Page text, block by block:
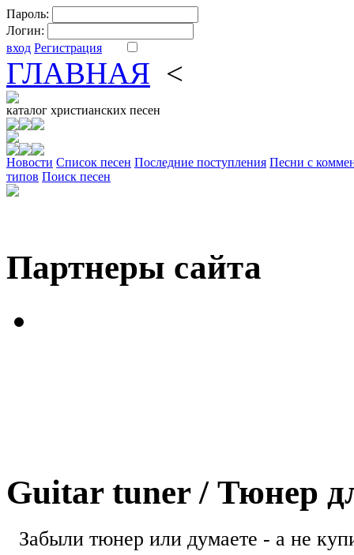
Пароль:
Логин:
вход Регистрация
ГЛАВНАЯ <
каталог христианских песен
Новости Cписок песен Последние поступления Песни с
типов Поиск песен
Партнеры сайта
Guitar tuner / Тюнер
Забыли тюнер или думаете - а не